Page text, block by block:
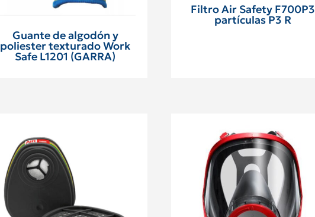
Guante de algodón y
poliester texturado Work
Safe L1201 (GARRA)
Filtro Air Safety F700P3
partículas P3 R